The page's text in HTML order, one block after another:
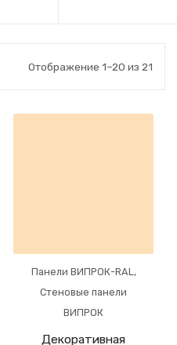
Отображение 1–20 из 21
Панели ВИПРОК-RAL,
Стеновые панели
ВИПРОК
Декоративная